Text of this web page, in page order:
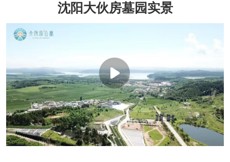
沈阳大伙房墓园实景